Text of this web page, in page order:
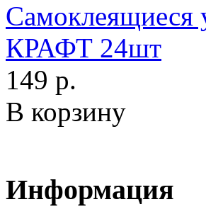
Самоклеящиеся
КРАФТ 24шт
149 р.
В корзину
Информация